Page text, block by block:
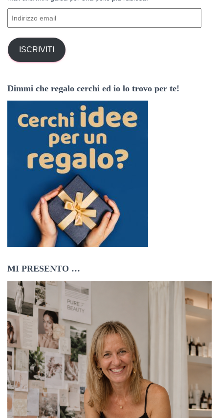
e
:
i
r
z
o
ISCRIVITI
Dimmi che regalo cerchi ed io lo trovo per te!
MI PRESENTO …